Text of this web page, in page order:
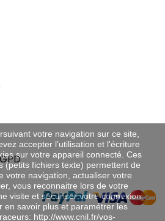
votre navigation sur ce site,
accepter l’utilisation et l'écriture
sur votre appareil connecté. Ces
(petits fichiers texte) permettent de
votre navigation, actualiser votre
vous reconnaitre lors de votre
visite et sécuriser votre connexion.
en savoir plus et paramétrer les
http://www.cnil.fr/vos-